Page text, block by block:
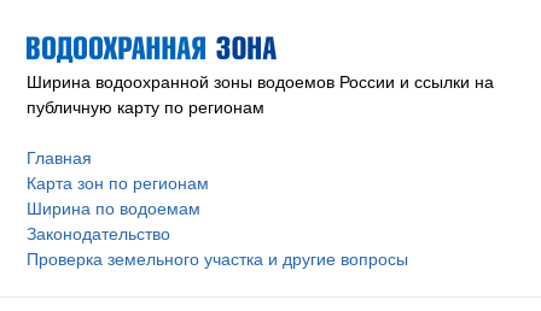
Ширина водоохранной зоны водоемов России и ссылки на
публичную карту по регионам
Главная
Карта зон по регионам
Ширина по водоемам
Законодательство
Проверка земельного участка и другие вопросы